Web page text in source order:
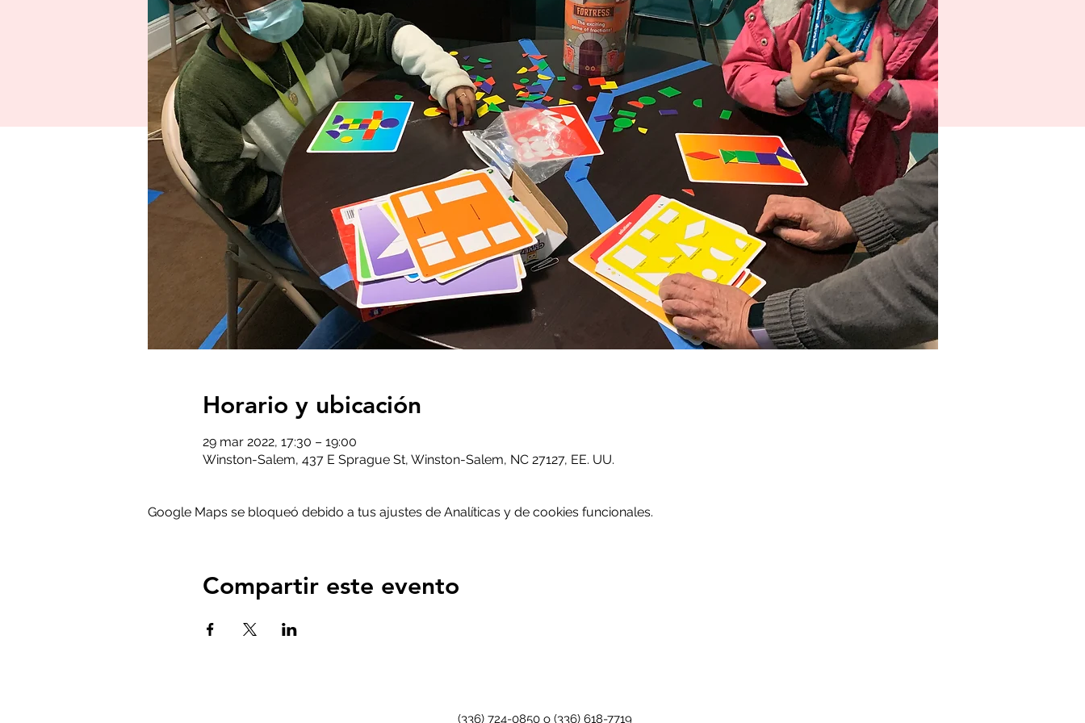
Horario y ubicación
29 mar 2022, 17:30 – 19:00
Winston-Salem, 437 E Sprague St, Winston-Salem, NC 27127, EE. UU.
Google Maps se bloqueó debido a tus ajustes de Analíticas y de cookies funcionales.
Compartir este evento
(336) 724-0850 o (336) 618-7719